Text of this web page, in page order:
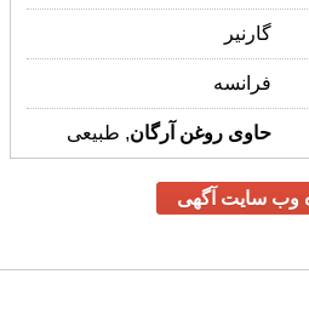
فرانسه
حاوی روغن
وب سایت آگهی